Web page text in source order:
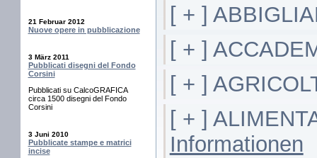
21 Februar 2012
Nuove opere in pubblicazione
3 März 2011
Pubblicati disegni del Fondo
Corsini
Pubblicati su CalcoGRAFICA
circa 1500 disegni del Fondo
Corsini
3 Juni 2010
Pubblicate stampe e matrici
incise
[ + ]
[ + ]
[ + ]
[ + ]
Informationen